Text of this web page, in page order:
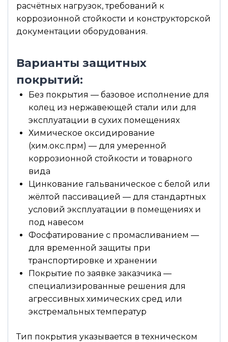
расчётных нагрузок, требований к
коррозионной стойкости и конструкторской
документации оборудования.
Варианты защитных
покрытий:
Без покрытия — базовое исполнение для
колец из нержавеющей стали или для
эксплуатации в сухих помещениях
Химическое оксидирование
(хим.окс.прм) — для умеренной
коррозионной стойкости и товарного
вида
Цинкование гальваническое с белой или
жёлтой пассивацией — для стандартных
условий эксплуатации в помещениях и
под навесом
Фосфатирование с промасливанием —
для временной защиты при
транспортировке и хранении
Покрытие по заявке заказчика —
специализированные решения для
агрессивных химических сред или
экстремальных температур
Тип покрытия указывается в техническом